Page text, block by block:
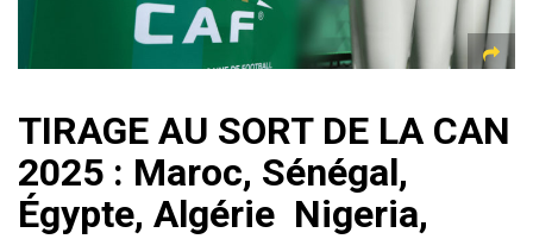
TIRAGE AU SORT DE LA CAN
2025 : Maroc, Sénégal,
Égypte, Algérie Nigeria,